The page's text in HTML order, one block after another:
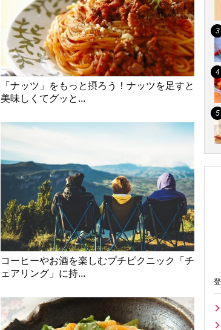
「ナッツ」をもっと摂ろう！ナッツを足すと
美味しくてグッと...
コーヒーやお酒を楽しむプチピクニック「チ
ェアリング」に持...